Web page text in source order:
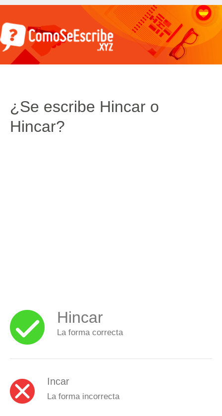
¿Se escribe Hincar o
Hincar?
Hincar
La forma correcta
Incar
La forma incorrecta